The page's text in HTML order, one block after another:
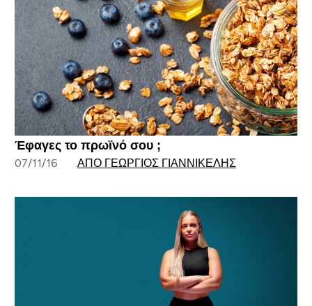
Έφαγες το πρωϊνό σου ;
07/11/16 ΑΠΌ ΓΕΏΡΓΙΟΣ ΓΙΑΝΝΙΚΈΛΗΣ